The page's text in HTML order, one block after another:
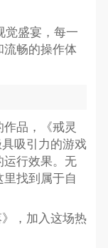
觉盛宴，每一
流畅的操作体
品，《戒灵
吸引力的游戏
运行效果。无
找到属于自
，加入这场热